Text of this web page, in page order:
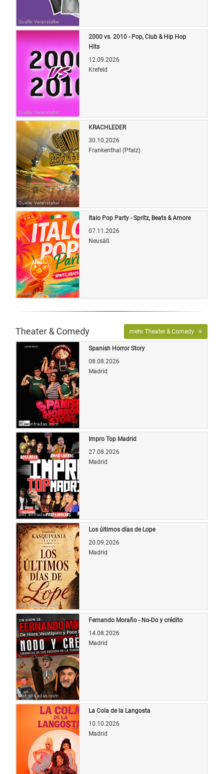
Quelle: Veranstalter
Quelle: Veranstalter
2000 vs. 2010 - Pop, Club & Hip Hop
Hits
12.09.2026
Krefeld
Quelle: Veranstalter
KRACHLEDER
30.10.2026
Frankenthal (Pfalz)
Quelle: Veranstalter
Italo Pop Party - Spritz, Beats & Amore
07.11.2026
Neusäß
Theater & Comedy mehr Theater & Comedy
Bild: entradas.com
Spanish Horror Story
08.08.2026
Madrid
Bild: entradas.com
Impro Top Madrid
27.08.2026
Madrid
Bild: entradas.com
Los últimos días de Lope
20.09.2026
Madrid
Bild: entradas.com
Fernando Moraño - No-Do y crédito
14.08.2026
Madrid
La Cola de la Langosta
10.10.2026
Madrid